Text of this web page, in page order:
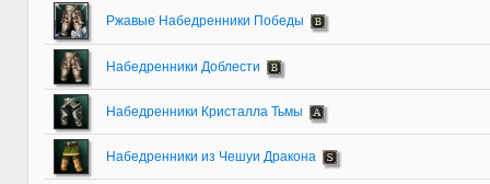
Ржавые Набедренники Победы
Набедренники Доблести
Набедренники Кристалла Тьмы
Набедренники из Чешуи Дракона